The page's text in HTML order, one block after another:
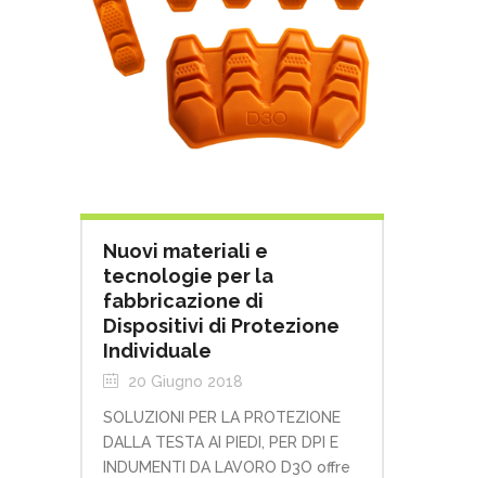
Nuovi materiali e
tecnologie per la
fabbricazione di
Dispositivi di Protezione
Individuale
20 Giugno 2018
SOLUZIONI PER LA PROTEZIONE
DALLA TESTA AI PIEDI, PER DPI E
INDUMENTI DA LAVORO D3O offre